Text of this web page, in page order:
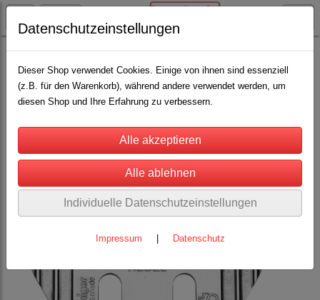
Heiniger Schermaschinen und Schermesser
Schermaschinen Schafe, Ziegen u. Kameliden(1)
Schermesser(22)
Datenschutzeinstellungen
Dieser Shop verwendet Cookies. Einige von ihnen sind essenziell
(z.B. für den Warenkorb), während andere verwendet werden, um
diesen Shop und Ihre Erfahrung zu verbessern.
Individuelle Datenschutzeinstellungen
Impressum Datenschutz